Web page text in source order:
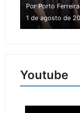
Por Porto
1 de agosto de
Youtube